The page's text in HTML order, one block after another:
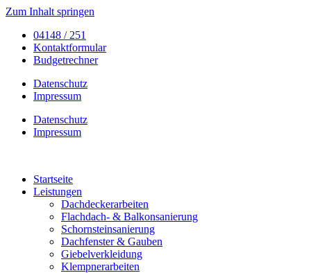
Zum Inhalt springen
04148 / 251
Kontaktformular
Budgetrechner
Datenschutz
Impressum
Datenschutz
Impressum
Startseite
Leistungen
Dachdeckerarbeiten
Flachdach- & Balkonsanierung
Schornsteinsanierung
Dachfenster & Gauben
Giebelverkleidung
Klempnerarbeiten